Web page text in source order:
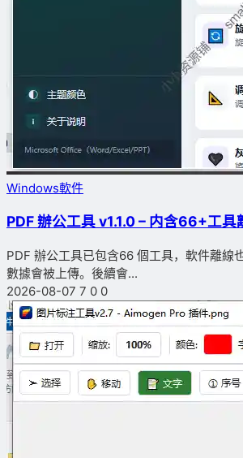
Windows軟件
PDF 辦公工具 v1.1.0 – 内含66+工具
PDF 辦公工具已包含66 個工具，軟件離線
數據會被上傳。後續會...
2026-08-07 7 0 0